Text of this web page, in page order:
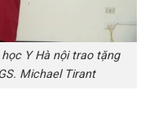
Y Hà nội trao tặng
Michael Tirant